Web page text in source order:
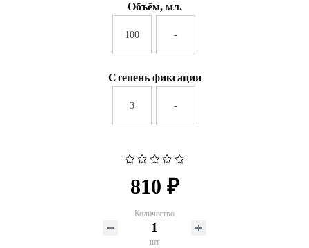
Объём, мл.
100 -
Степень фиксации
3 -
810 ₽
Количество
шт